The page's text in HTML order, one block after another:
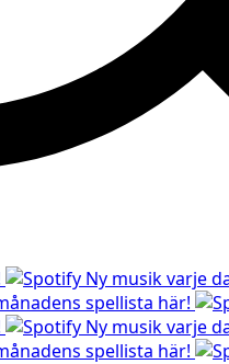
Ny musik varje
spellista här!
Ny musik varje
spellista här!